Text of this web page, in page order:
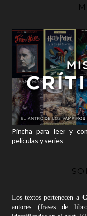
Pincha para leer y
películas y series
Los textos pertenecen a
autores (frases de